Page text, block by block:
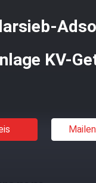
KV-